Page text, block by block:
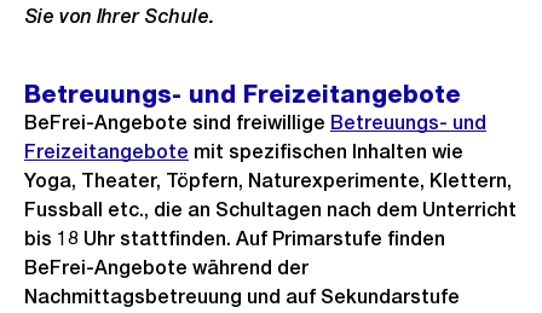
Sie von Ihrer Schule.
Betreuungs- und Freizeitangebote
BeFrei-Angebote sind freiwillige Betreuungs- und
Freizeitangebote mit spezifischen Inhalten wie
Yoga, Theater, Töpfern, Naturexperimente, Klettern,
Fussball etc., die an Schultagen nach dem Unterricht
bis 18 Uhr stattfinden. Auf Primarstufe finden
BeFrei-Angebote während der
Nachmittagsbetreuung und auf Sekundarstufe